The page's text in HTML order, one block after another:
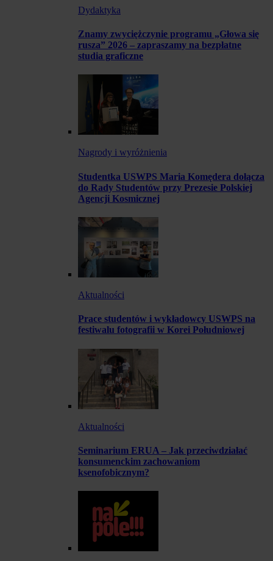
Dydaktyka
Znamy zwyciężczynie programu „Głowa się
rusza” 2026 – zapraszamy na bezpłatne
studia graficzne
Nagrody i wyróżnienia
Studentka USWPS Maria Komędera dołącza
do Rady Studentów przy Prezesie Polskiej
Agencji Kosmicznej
Aktualności
Prace studentów i wykładowcy USWPS na
festiwalu fotografii w Korei Południowej
Aktualności
Seminarium ERUA – Jak przeciwdziałać
konsumenckim zachowaniom
ksenofobicznym?